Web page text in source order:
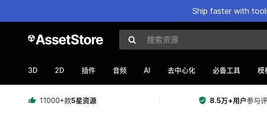
Ship faster with
搜索资源
3D 2D 插件 音频 AI 去中心化 必备工具 模
11000+款5星资源 8.5万+用户参与